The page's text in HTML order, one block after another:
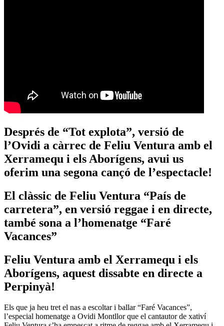
Després de “Tot explota”, versió de
l’Ovidi a càrrec de Feliu Ventura amb el
Xerramequ i els Aborígens, avui us
oferim una segona cançó de l’espectacle!
El clàssic de Feliu Ventura “País de
carretera”, en versió reggae i en directe,
també sona a l’homenatge “Faré
Vacances”
Feliu Ventura amb el Xerramequ i els
Aborígens, aquest dissabte en directe a
Perpinyà!
Els que ja heu tret el nas a escoltar i ballar “Faré Vacances”,
l’especial homenatge a Ovidi Montllor que el cantautor de xativí